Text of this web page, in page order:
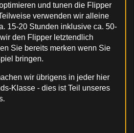
und tunen die Flipper
verwenden wir alleine
15-20 Stunden inklusive ca. 50-
den Flipper letztendlich
Sie bereits merken wenn Sie
bringen.
wir übrigens in jeder hier
Klasse - dies ist Teil unseres